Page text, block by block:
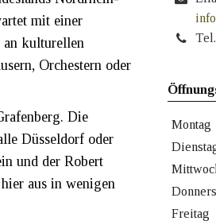
mit einer
kulturellen
Orchestern oder
Die
Düsseldorf oder
und der Robert
aus in wenigen
Montag
Freitag